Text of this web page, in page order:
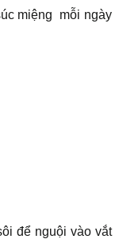
miệng mỗi ngày
để nguội vào vắt